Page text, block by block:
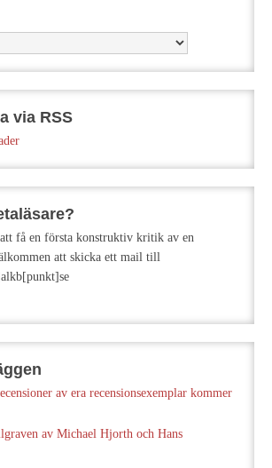
via RSS
få en första konstruktiv kritik av en
att skicka ett mail till
av era recensionsexemplar kommer
av Michael Hjorth och Hans